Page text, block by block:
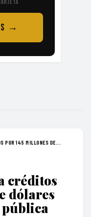
→
POR 145 MILLONES DE...
créditos
dólares